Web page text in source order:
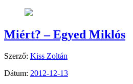
Miért? – Egyed Miklós
Szerző: Kiss Zoltán
Dátum: 2012-12-13